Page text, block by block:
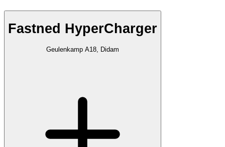
Fastned HyperCharger
Geulenkamp A18, Didam